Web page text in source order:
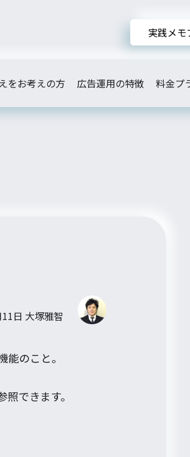
実践メモ
をお考えの方 広告運用の特徴 料金プ
日 大塚雅智
のこと。
できます。